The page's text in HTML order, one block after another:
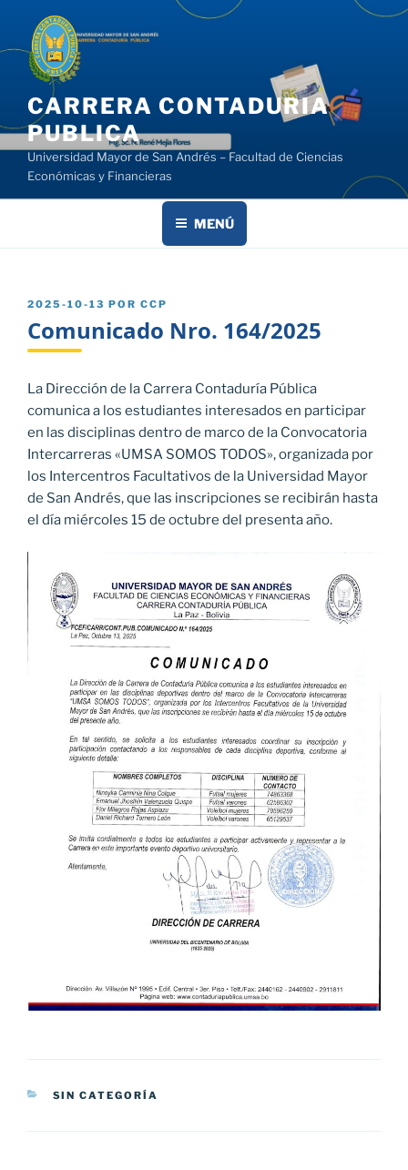
contenido
CARRERA CONTADURIA
PUBLICA
Universidad Mayor de San Andrés – Facultad de Ciencias
Económicas y Financieras
MENÚ
PUBLICADO
2025-10-13 POR CCP
Comunicado Nro. 164/2025
La Dirección de la Carrera Contaduría Pública
comunica a los estudiantes interesados en participar
en las disciplinas dentro de marco de la Convocatoria
Intercarreras «UMSA SOMOS TODOS», organizada por
los Intercentros Facultativos de la Universidad Mayor
de San Andrés, que las inscripciones se recibirán hasta
el día miércoles 15 de octubre del presenta año.
CATEGORÍAS
SIN CATEGORÍA